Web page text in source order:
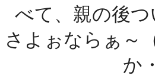
べて、親の後
さよぉならぁ～
か